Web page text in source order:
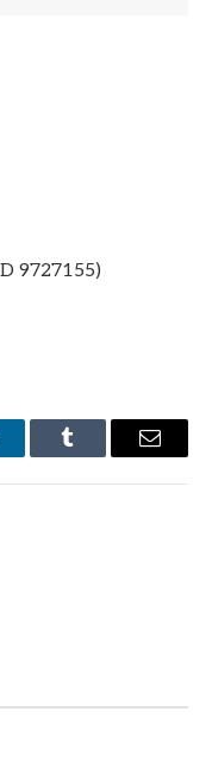
9727155)
Tumblr
E-